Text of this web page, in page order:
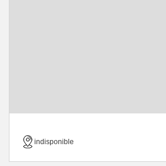
indisponible